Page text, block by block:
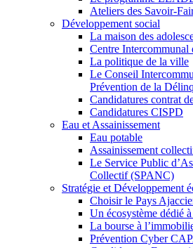
Ateliers des Savoir-
Développement social
La maison des
Centre
La politique de la ville
Le Conseil
Prévention de la
Candidatures contrat
Candidatures CISPD
Eau et Assainissement
Eau potable
Assainissement
Le Service Public
Collectif (SPANC)
Stratégie et Développement
Choisir le Pays
Un écosystème dédié
La bourse à
Prévention Cyber